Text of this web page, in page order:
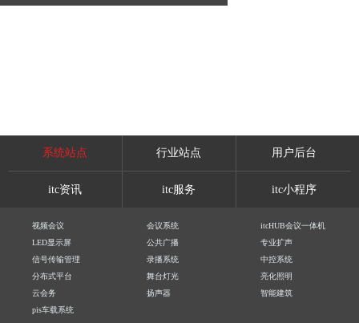
系统站点 行业站点 用户后台
itc资讯 itc服务 itc小程序
视频会议 会议系统
itcHUB会议一体机
LED显示屏
公共广播
专业扩声
信号传输管理
录播系统
中控系统
分布式平台
舞台灯光
亮化照明
云会务
扬声器
智能建筑
pis车载系统